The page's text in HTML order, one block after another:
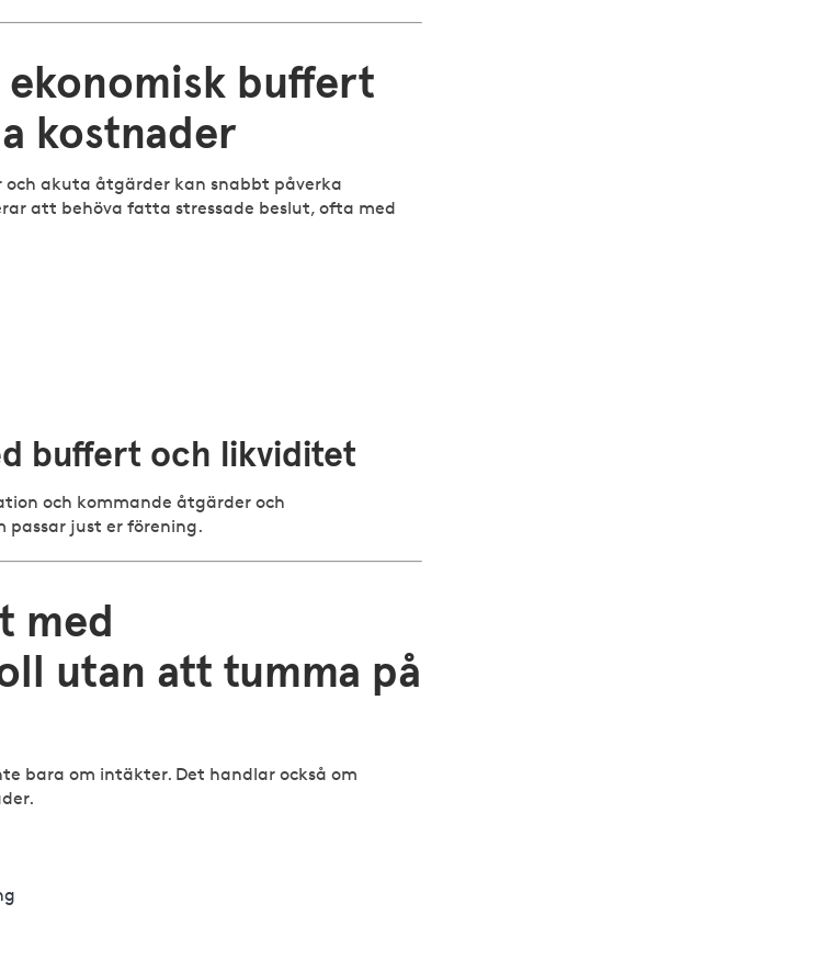
ekonomisk buffert
kostnader
och akuta åtgärder kan snabbt påverka
att behöva fatta stressade beslut, ofta med
buffert och likviditet
och kommande åtgärder och
passar just er förening.
med
utan att tumma på
bara om intäkter. Det handlar också om